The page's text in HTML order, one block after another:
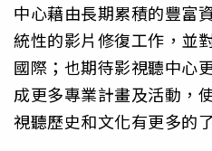
中心藉由長期累積的豐富
統性的影片修復工作，並
國際；也期待影視聽中心
成更多專業計畫及活動，
視聽歷史和文化有更多的